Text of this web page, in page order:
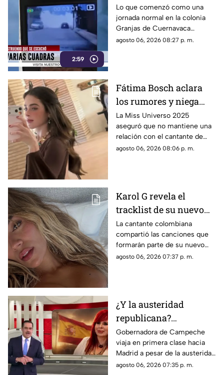
2:59
colonia Las Granjas
Lo que comenzó como una
jornada normal en la colonia
Granjas de Cuernavaca
terminó en una movilización
agosto 06, 2026 08:27 p. m.
Fátima Bosch aclara
los rumores y niega
tener un romance con
Natanael Cano
La Miss Universo 2025
aseguró que no mantiene una
relación con el cantante de
corridos tumbados.
agosto 06, 2026 08:06 p. m.
Karol G revela el
tracklist de su nuevo
álbum antes de su
lanzamiento; esta es la
lista completa
La cantante colombiana
compartió las canciones que
formarán parte de su nuevo
material de estudio,
agosto 06, 2026 07:37 p. m.
¿Y la austeridad
republicana?
Gobernadora Layda
Sansores viaja en
primera clase hacia
Madrid
Gobernadora de Campeche
viaja en primera clase hacia
Madrid a pesar de la austeridad
republicana.
agosto 06, 2026 07:35 p. m.